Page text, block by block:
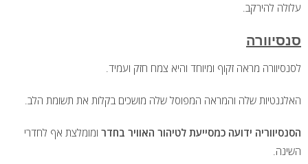
עלולה להירקב.
סנסיוורה
לסנסיוורה מראה זקוף ומיוחד והיא צמח חזק ועמיד.
האלגנטיות שלה והמראה המפוסל שלה מושכים בקלות את תשומת הלב.
הסנסיווריה ידועה כמסייעת לטיהור האוויר בחדר ומומלצת אף לחדרי
השינה.